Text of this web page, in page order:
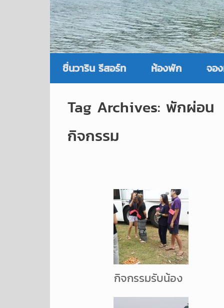
ชื่นวาริน รีสอร์ท ห้องพัก จอ
Tag Archives: พักผ่อน
กิจกรรม
กิจกรรมรับน้อง